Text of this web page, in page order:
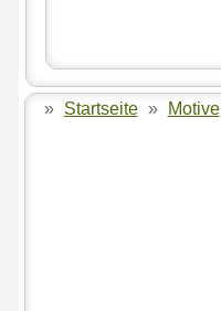
» Startseite » Motive